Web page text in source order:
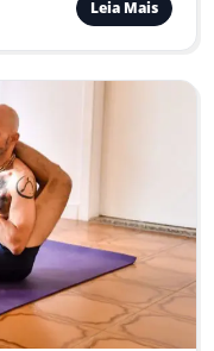
Leia Mais